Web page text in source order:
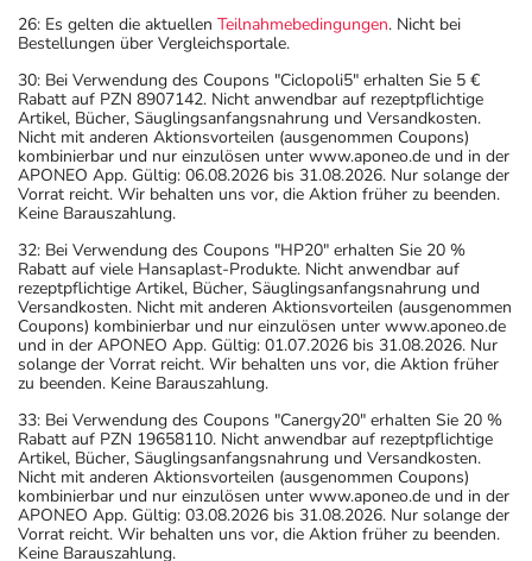
26: Es gelten die aktuellen Teilnahmebedingungen. Nicht bei
Bestellungen über Vergleichsportale.
30: Bei Verwendung des Coupons "Ciclopoli5" erhalten Sie 5 €
Rabatt auf PZN 8907142. Nicht anwendbar auf rezeptpflichtige
Artikel, Bücher, Säuglingsanfangsnahrung und Versandkosten.
Nicht mit anderen Aktionsvorteilen (ausgenommen Coupons)
kombinierbar und nur einzulösen unter www.aponeo.de und in der
APONEO App. Gültig: 06.08.2026 bis 31.08.2026. Nur solange der
Vorrat reicht. Wir behalten uns vor, die Aktion früher zu beenden.
Keine Barauszahlung.
32: Bei Verwendung des Coupons "HP20" erhalten Sie 20 %
Rabatt auf viele Hansaplast-Produkte. Nicht anwendbar auf
rezeptpflichtige Artikel, Bücher, Säuglingsanfangsnahrung und
Versandkosten. Nicht mit anderen Aktionsvorteilen (ausgenommen
Coupons) kombinierbar und nur einzulösen unter www.aponeo.de
und in der APONEO App. Gültig: 01.07.2026 bis 31.08.2026. Nur
solange der Vorrat reicht. Wir behalten uns vor, die Aktion früher
zu beenden. Keine Barauszahlung.
33: Bei Verwendung des Coupons "Canergy20" erhalten Sie 20 %
Rabatt auf PZN 19658110. Nicht anwendbar auf rezeptpflichtige
Artikel, Bücher, Säuglingsanfangsnahrung und Versandkosten.
Nicht mit anderen Aktionsvorteilen (ausgenommen Coupons)
kombinierbar und nur einzulösen unter www.aponeo.de und in der
APONEO App. Gültig: 03.08.2026 bis 31.08.2026. Nur solange der
Vorrat reicht. Wir behalten uns vor, die Aktion früher zu beenden.
Keine Barauszahlung.